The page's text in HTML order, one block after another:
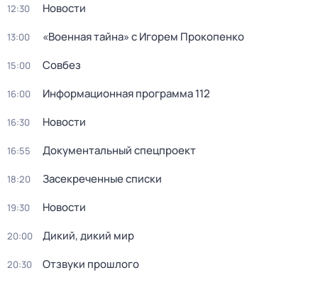
12:30 Новости
13:00 «Военная тайна» с Игорем Прокопенко
15:00 Совбез
16:00 Информационная программа 112
16:30 Новости
16:55 Документальный спецпроект
18:20 Заcекрeченные списки
19:30 Новости
20:00 Дикий, дикий мир
20:30 Отзвуки прошлого